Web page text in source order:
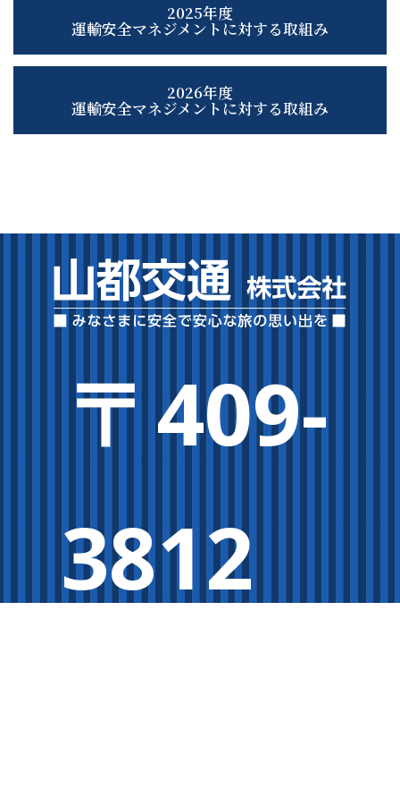
2025年度
運輸安全マネジメントに対する取組み
2026年度
運輸安全マネジメントに対する取組み
〒409-
3812